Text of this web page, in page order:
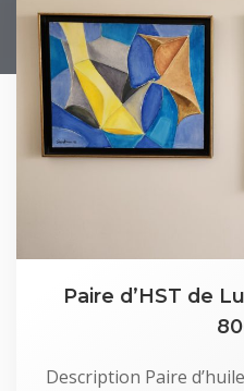
Paire d’HST de
Description Paire